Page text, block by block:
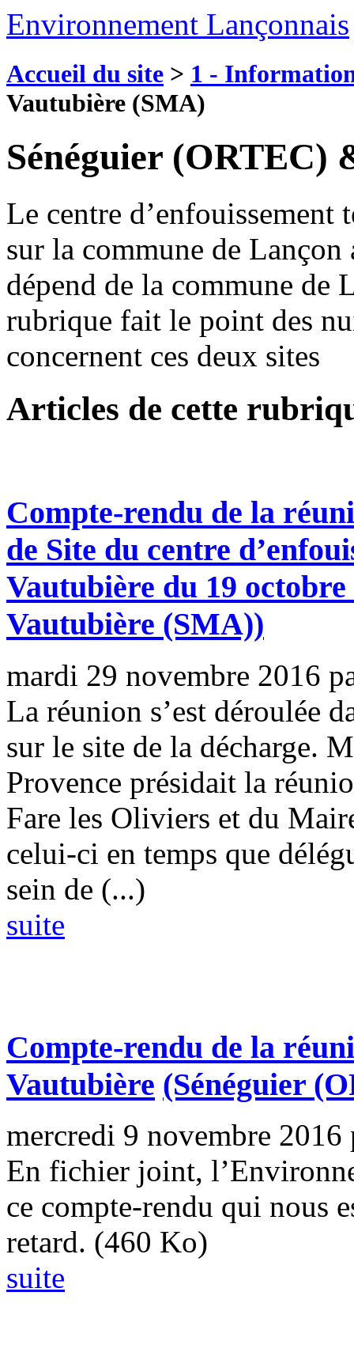
Environnement Lançonnais
Accueil du site > 1 -
Vautubière (SMA)
Sénéguier (ORTEC)
Le centre d’enfouissement
sur la commune de
dépend de la commune de
rubrique fait le point des
concernent ces deux sites
Articles de cette
Compte-rendu de la
de Site du centre
Vautubière du 19 octobre
Vautubière (SMA))
mardi 29 novembre 2016
La réunion s’est déroulée
sur le site de la décharge.
Provence présidait la
Fare les Oliviers et du
celui-ci en temps que
sein de (...)
suite
Compte-rendu de la
Vautubière (Sénéguier
mercredi 9 novembre 2016
En fichier joint,
ce compte-rendu qui nous
retard. (460 Ko)
suite